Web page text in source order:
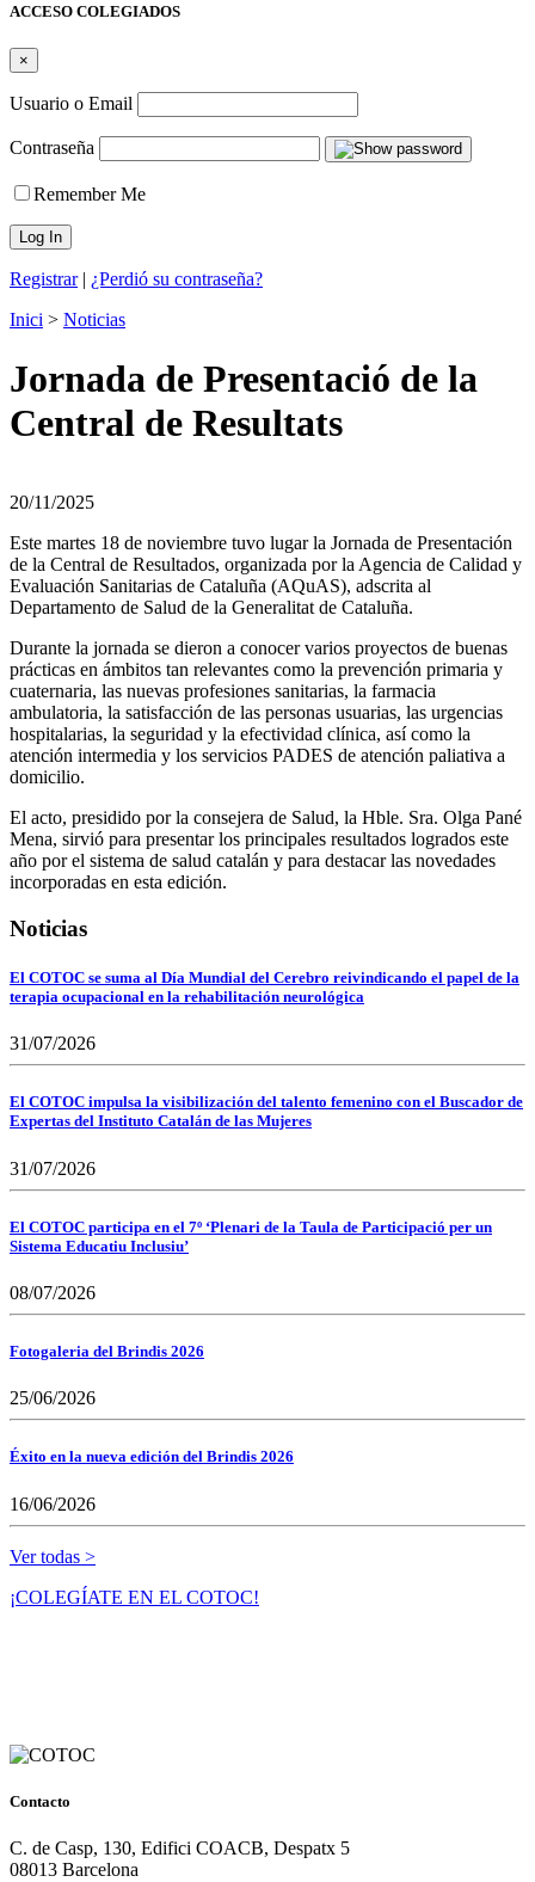
ACCESO COLEGIADOS
×
Usuario o Email
Contraseña
Remember Me
Registrar| ¿Perdió su contraseña?
Inici > Noticias
Jornada de Presentació de la
Central de Resultats
20/11/2025
Este martes 18 de noviembre tuvo lugar la Jornada de Presentación
de la Central de Resultados, organizada por la Agencia de Calidad y
Evaluación Sanitarias de Cataluña (AQuAS), adscrita al
Departamento de Salud de la Generalitat de Cataluña.
Durante la jornada se dieron a conocer varios proyectos de buenas
prácticas en ámbitos tan relevantes como la prevención primaria y
cuaternaria, las nuevas profesiones sanitarias, la farmacia
ambulatoria, la satisfacción de las personas usuarias, las urgencias
hospitalarias, la seguridad y la efectividad clínica, así como la
atención intermedia y los servicios PADES de atención paliativa a
domicilio.
El acto, presidido por la consejera de Salud, la Hble. Sra. Olga Pané
Mena, sirvió para presentar los principales resultados logrados este
año por el sistema de salud catalán y para destacar las novedades
incorporadas en esta edición.
Noticias
El COTOC se suma al Día Mundial del Cerebro reivindicando el papel de la
terapia ocupacional en la rehabilitación neurológica
31/07/2026
El COTOC impulsa la visibilización del talento femenino con el Buscador de
Expertas del Instituto Catalán de las Mujeres
31/07/2026
El COTOC participa en el 7º ‘Plenari de la Taula de Participació per un
Sistema Educatiu Inclusiu’
08/07/2026
Fotogaleria del Brindis 2026
25/06/2026
Éxito en la nueva edición del Brindis 2026
16/06/2026
Ver todas >
¡COLEGÍATE EN EL COTOC!
Contacto
C. de Casp, 130, Edifici COACB, Despatx 5
08013 Barcelona